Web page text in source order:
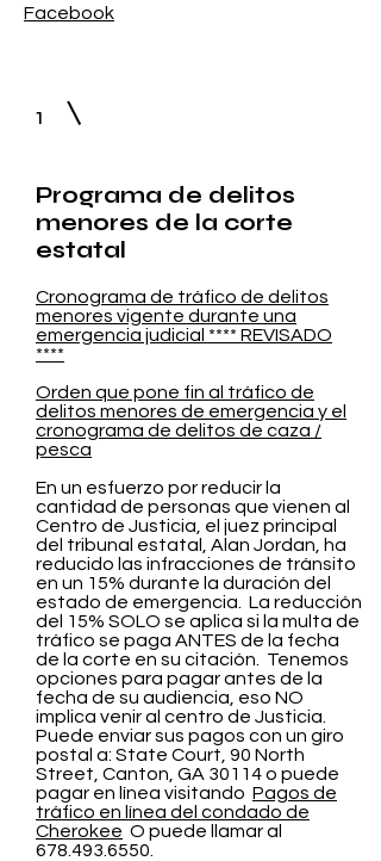
Facebook
1
Programa de delitos
menores de la corte
estatal
Cronograma de tráfico de delitos
menores vigente durante una
emergencia judicial **** REVISADO
****
Orden que pone fin al tráfico de
delitos menores de emergencia y el
cronograma de delitos de caza /
pesca
En un esfuerzo por reducir la
cantidad de personas que vienen al
Centro de Justicia, el juez principal
del tribunal estatal, Alan Jordan, ha
reducido las infracciones de tránsito
en un 15% durante la duración del
estado de emergencia.
La reducción
del 15% SOLO se aplica si la multa de
tráfico se paga ANTES de la fecha
de la corte en su citación.
Tenemos
opciones para pagar antes de la
fecha de su audiencia, eso NO
implica venir al centro de Justicia.
Puede enviar sus pagos con un giro
postal a: State Court, 90 North
Street, Canton, GA 30114 o puede
pagar en línea visitando Pagos de
tráfico en línea del condado de
Cherokee O puede llamar al
678.493.6550